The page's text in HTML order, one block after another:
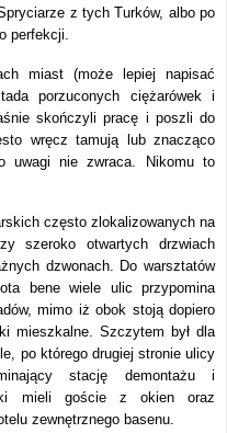
z tych Turków, albo po
perfekcji.
miast (może lepiej napisać
porzuconych ciężarówek i
skończyli pracę i poszli do
wręcz tamują lub znacząco
uwagi nie zwraca. Nikomu to
często zlokalizowanych na
szeroko otwartych drzwiach
dzwonach. Do warsztatów
bene wiele ulic przypomina
mimo iż obok stoją dopiero
mieszkalne. Szczytem był dla
po którego drugiej stronie ulicy
stację demontażu i
mieli goście z okien oraz
zewnętrznego basenu.